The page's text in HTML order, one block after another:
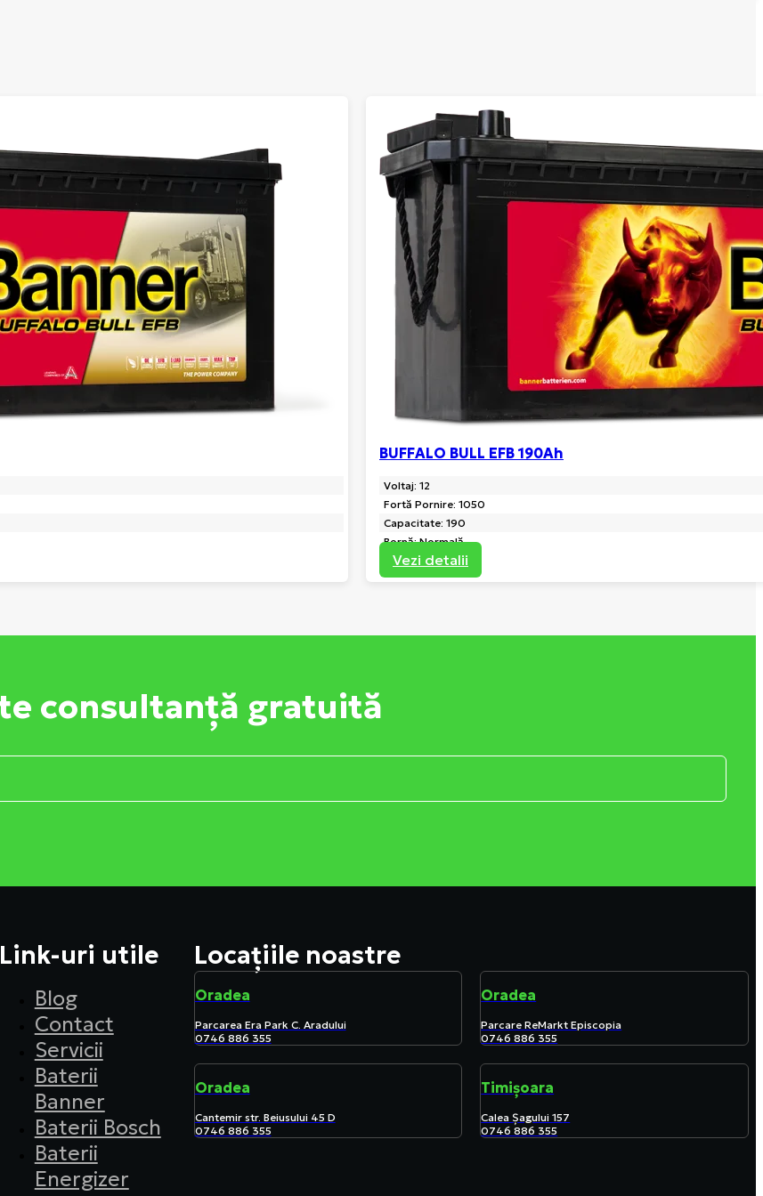
BUFFALO BULL EFB 190Ah
Voltaj: 12
Fortă Pornire: 1050
Capacitate: 190
Bornă: Normală
Vezi detalii
consultanță gratuită
Link-uri utile
Blog
Contact
Servicii
Baterii
Banner
Baterii Bosch
Baterii
Energizer
Locațiile noastre
Oradea
Parcarea Era Park C. Aradului
0746 886 355
Oradea
Parcare ReMarkt Episcopia
0746 886 355
Oradea
Cantemir str. Beiusului 45 D
0746 886 355
Timișoara
Calea Șagului 157
0746 886 355